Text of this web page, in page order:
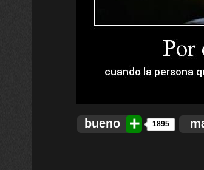
bueno 1895